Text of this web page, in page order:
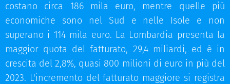
costano circa 186 mila euro, mentre quelle più
economiche sono nel Sud e nelle Isole e non
superano i 114 mila euro. La Lombardia presenta la
maggior quota del fatturato, 29,4 miliardi, ed è in
crescita del 2,8%, quasi 800 milioni di euro in più del
2023. L'incremento del fatturato maggiore si registra